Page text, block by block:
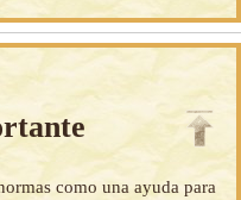
como una ayuda para